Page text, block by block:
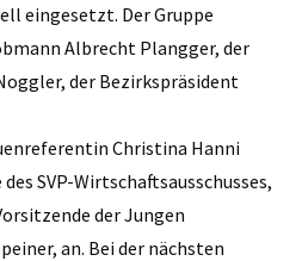
eingesetzt. Der Gruppe
Albrecht Plangger, der
der Bezirkspräsident
Christina Hanni
SVP-Wirtschaftsausschusses,
der Jungen
an. Bei der nächsten